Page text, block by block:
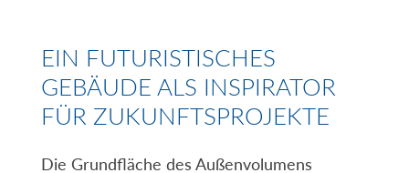
EIN FUTURISTISCHES
GEBÄUDE ALS INSPIRATOR
FÜR ZUKUNFTSPROJEKTE
Die Grundfläche des Außenvolumens